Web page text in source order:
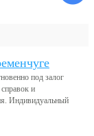
под залог
и
Индивидуальный